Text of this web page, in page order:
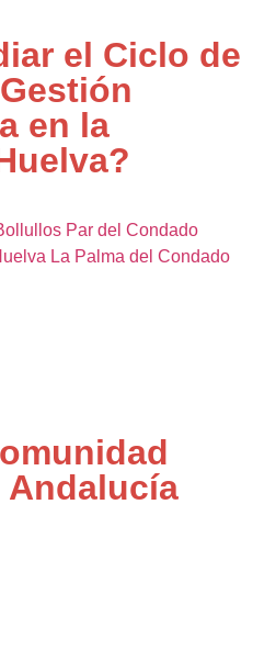
el Ciclo de
en la
Par del Condado
La Palma del Condado
Andalucía